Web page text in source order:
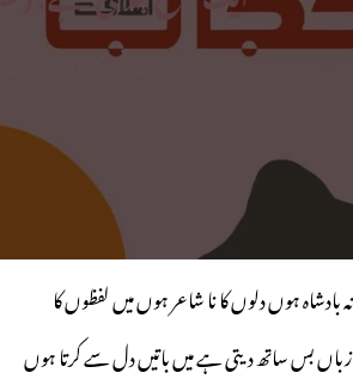
سمیہ تحریم امتیاز احمد
نہ بادشاہ ہوں دلوں کا نا شاعر ہوں میں لفظوں کا
زباں بس ساتھ دیتی ہے میں باتیں دل سے کرتا ہوں